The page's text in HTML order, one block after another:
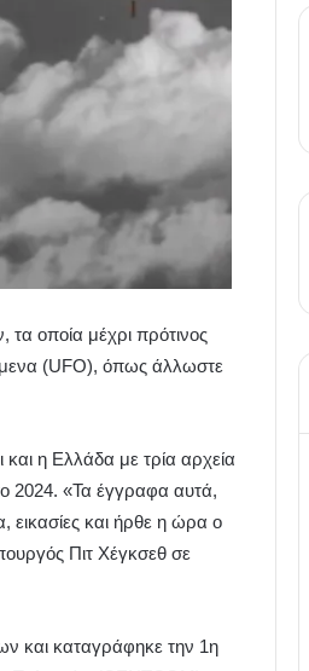
οποία μέχρι πρότινος
(UFO), όπως άλλωστε
η Ελλάδα με τρία αρχεία
2024. «Τα έγγραφα αυτά,
εικασίες και ήρθε η ώρα ο
Πιτ Χέγκσεθ σε
και καταγράφηκε την 1η